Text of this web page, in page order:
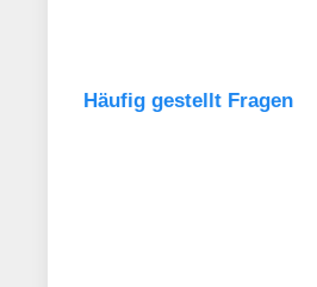
Häufig gestellt Fragen